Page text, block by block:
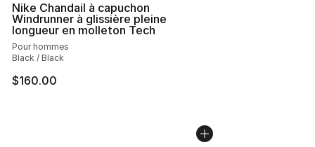
Nike Chandail à capuchon
Windrunner à glissière pleine
longueur en molleton Tech
Pour hommes
Black / Black
$160.00